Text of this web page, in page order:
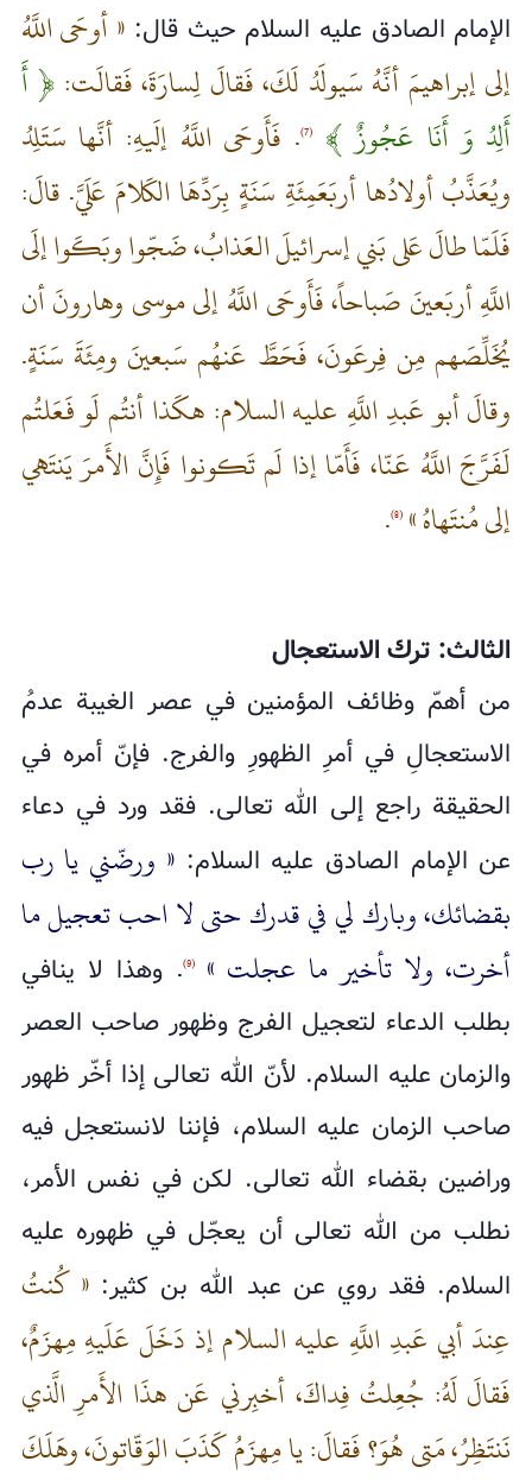
الإمام الصادق عليه السلام حيث قال: « أوحَى اللَّهُ
إلى‌ إبراهيمَ أنَّهُ سَيولَدُ لَكَ، فَقالَ لِسارَةَ، فَقالَت: ﴿ أَ
أَلِدُ وَ أَنَا عَجُوزٌ ﴾
(7) . فَأَوحَى اللَّهُ إلَيهِ: أنَّها سَتَلِدُ
ويُعَذَّبُ أولادُها أربَعَمِئَةِ سَنَةٍ بِرَدِّهَا الكَلامَ عَلَيَّ. قالَ:
فَلَمّا طالَ عَلى‌ بَني إسرائيلَ العَذابُ، ضَجّوا وبَكَوا إلَى
اللَّهِ أربَعينَ صَباحاً، فَأَوحَى اللَّهُ إلى‌ موسى‌ وهارونَ أن
يُخَلِّصَهم مِن فِرعَونَ، فَحَطَّ عَنهُم سَبعينَ ومِئَةَ سَنَةٍ.
وقالَ أبو عَبدِ اللَّهِ عليه السلام: هكَذا أنتُم لَو فَعَلتُم
لَفَرَّجَ اللَّهُ عَنّا، فَأَمّا إذا لَم تَكونوا فَإِنَّ الأَمرَ يَنتَهي
إلى‌ مُنتَهاهُ » (8)
.
الثالث: ترك الاستعجال
من أهمّ وظائف المؤمنين في عصر الغيبة عدمُ
الاستعجالِ في أمرِ الظهورِ والفرج. فإنّ أمره في
الحقيقة راجع إلى الله تعالى. فقد ورد في دعاء
عن الإمام الصادق عليه السلام:« ورضّني يا رب
بقضائك، وبارك لي في قدرك حتى لا احب تعجيل ما
أخرت، ولا تأخير ما عجلت »(9)
. وهذا لا ينافي
بطلب الدعاء لتعجيل الفرج وظهور صاحب العصر
والزمان عليه السلام. لأنّ الله تعالى إذا أخّر ظهور
صاحب الزمان عليه السلام، فإننا لانستعجل فيه
وراضين بقضاء الله تعالى. لكن في نفس الأمر،
نطلب من الله تعالى أن يعجّل في ظهوره عليه
السلام. فقد روي عن عبد الله بن كثير:« كُنتُ
عِندَ أبي عَبدِ اللَّهِ عليه السلام إذ دَخَلَ عَلَيهِ مِهزَمٌ،
فَقالَ لَهُ: جُعِلتُ فِداكَ، أخبِرني عَن هذَا الأَمرِ الَّذي
نَنتَظِرُ، مَتى‌ هُوَ؟ فَقالَ: يا مِهزَمُ كَذَبَ الوَقّاتونَ، وهَلَكَ